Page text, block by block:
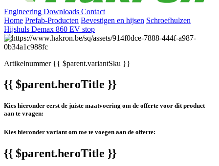
Engineering Downloads Contact
Home Prefab-Producten Bevestigen en hijsen Schroefhulzen
Hijshuls Demax 860 EV stop
Artikelnummer{{ $parent.variantSku }}
{{ $parent.heroTitle }}
Kies hieronder eerst de juiste maatvoering om de offerte voor dit product
aan te vragen:
Kies hieronder variant om toe te voegen aan de offerte:
{{ $parent.heroTitle }}